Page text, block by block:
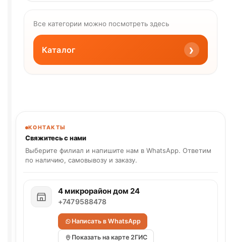
Все категории можно посмотреть здесь
Каталог ›
КОНТАКТЫ
Свяжитесь с нами
Выберите филиал и напишите нам в WhatsApp. Ответим
по наличию, самовывозу и заказу.
4 микрорайон дом 24
+7479588478
Написать в WhatsApp
Показать на карте 2ГИС